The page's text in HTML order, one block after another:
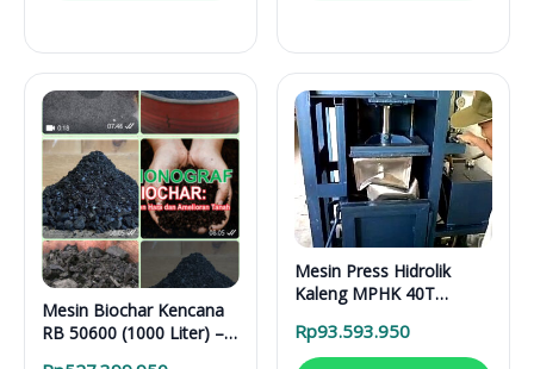
Mesin Biochar Kencana
RB 50600 (1000 Liter) –
Mesin Press Hidrolik
Kaleng MPHK 40T
Rp93.593.950